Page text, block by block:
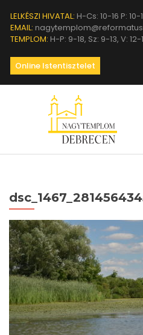
LELKÉSZI HIVATAL: H-Cs: 10-16 P: 10-
EMAIL:
TEMPLOM: H-P: 9-18, Sz: 9-13, V: 12-
Online Istentisztelet